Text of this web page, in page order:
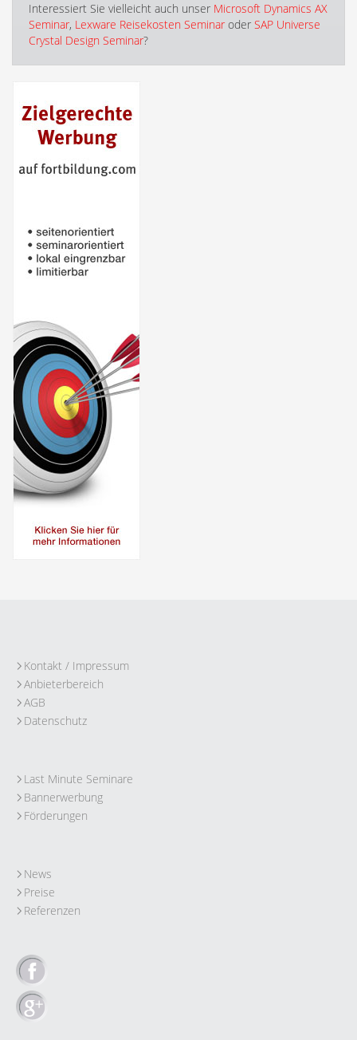
Interessiert Sie vielleicht auch unser Microsoft Dynamics AX
Seminar, Lexware Reisekosten Seminar oder SAP Universe
Crystal Design Seminar?
Kontakt / Impressum
Anbieterbereich
AGB
Datenschutz
Last Minute Seminare
Bannerwerbung
Förderungen
News
Preise
Referenzen